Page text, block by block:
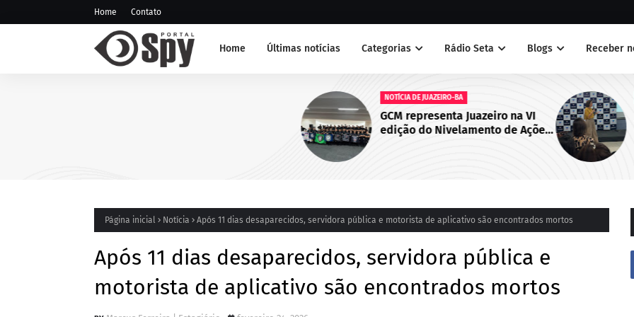
Home Contato
Home Últimas notícias Categorias Rádio Seta Blogs Receber
GCM representa Juazeiro na VI
edição do Nivelamento de Ações
Táticas (NAT-ROMU), em Cabo de
NOTÍCIAS
Juazeiro sedia primeiro encontro
do Cegras e fortalece integração
da saúde na Macrorregião Norte
Página inicial Notícia Após 11 dias desaparecidos, servidora pública e motorista de aplicativo são encontrados mortos
Após 11 dias desaparecidos, servidora pública e
motorista de aplicativo são encontrados mortos